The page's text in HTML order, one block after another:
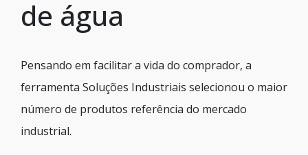
de água
Pensando em facilitar a vida do comprador, a
ferramenta Soluções Industriais selecionou o maior
número de produtos referência do mercado
industrial.